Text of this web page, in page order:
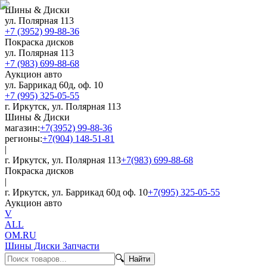
Шины & Диски
ул. Полярная 113
+7 (3952) 99-88-36
Покраска дисков
ул. Полярная 113
+7 (983) 699-88-68
Аукцион авто
ул. Баррикад 60д, оф. 10
+7 (995) 325-05-55
г. Иркутск, ул. Полярная 113
Шины & Диски
магазин:+7(3952) 99-88-36
регионы:+7(904) 148-51-81
|
г. Иркутск, ул. Полярная 113+7(983) 699-88-68
Покраска дисков
|
г. Иркутск, ул. Баррикад 60д оф. 10+7(995) 325-05-55
Аукцион авто
V
ALL
OM.RU
Шины Диски Запчасти
🔍
Найти